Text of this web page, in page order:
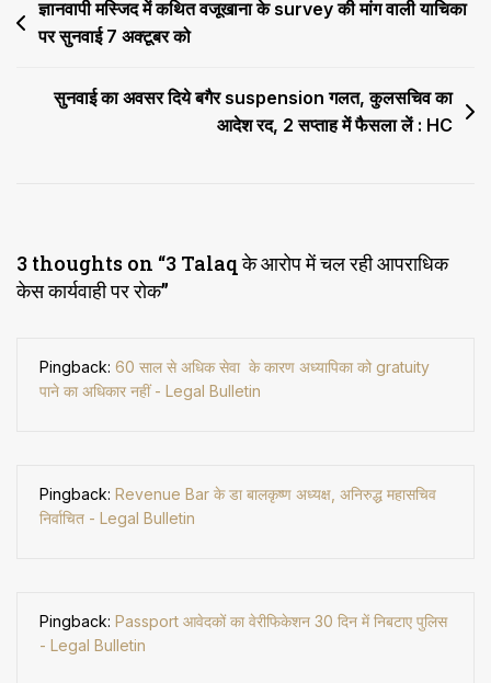
Post
navigation
ज्ञानवापी मस्जिद में कथित वजूखाना के survey की मांग वाली याचिका
पर सुनवाई 7 अक्टूबर को
सुनवाई का अवसर दिये बगैर suspension गलत, कुलसचिव का
आदेश रद, 2 सप्ताह में फैसला लें : HC
3 thoughts on “3 Talaq के आरोप में चल रही आपराधिक
केस कार्यवाही पर रोक”
Pingback: 60 साल से अधिक सेवा के कारण अध्यापिका को gratuity
पाने का अधिकार नहीं - Legal Bulletin
Pingback: Revenue Bar के डा बालकृष्ण अध्यक्ष, अनिरुद्ध महासचिव
निर्वाचित - Legal Bulletin
Pingback: Passport आवेदकों का वेरीफिकेशन 30 दिन में निबटाए पुलिस
- Legal Bulletin